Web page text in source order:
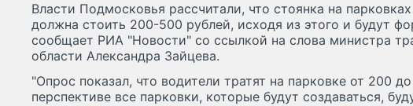
Власти Подмосковья рассчитали, что стоянка на
должна стоить 200-500 рублей, исходя из этого и будут
сообщает РИА "Новости" со ссылкой на слова министра
области Александра Зайцева.
"Опрос показал, что водители тратят на парковке от 200
перспективе все парковки, которые будут создаваться,